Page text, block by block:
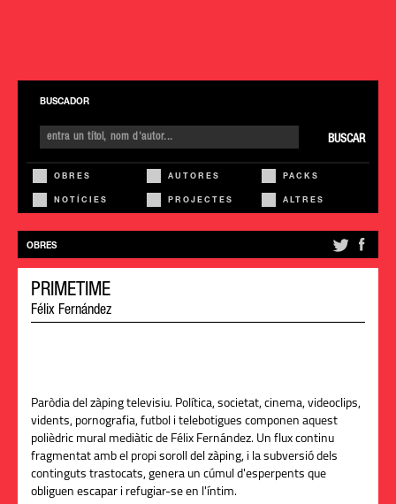
BUSCADOR
BUSCAR
OBRES AUTORES PACKS
NOTÍCIES PROJECTES ALTRES
OBRES
PRIMETIME
Félix Fernández
Paròdia del zàping televisiu. Política, societat, cinema, videoclips,
vidents, pornografia, futbol i telebotigues componen aquest
polièdric mural mediàtic de Félix Fernández. Un flux continu
fragmentat amb el propi soroll del zàping, i la subversió dels
continguts trastocats, genera un cúmul d'esperpents que
obliguen escapar i refugiar-se en l'íntim.